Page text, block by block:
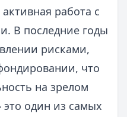
работа с
В последние годы
рисками,
что
на зрелом
это один из самых